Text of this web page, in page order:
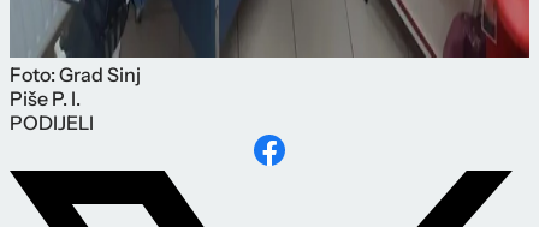
Foto: Grad Sinj
Piše P. I.
PODIJELI